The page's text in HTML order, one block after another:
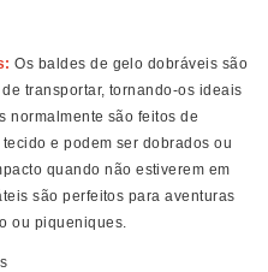
Os baldes de gelo dobráveis ​​são
transportar, tornando-os ideais
normalmente são feitos de
e podem ser dobrados ou
quando não estiverem em
são perfeitos para aventuras
ou piqueniques.